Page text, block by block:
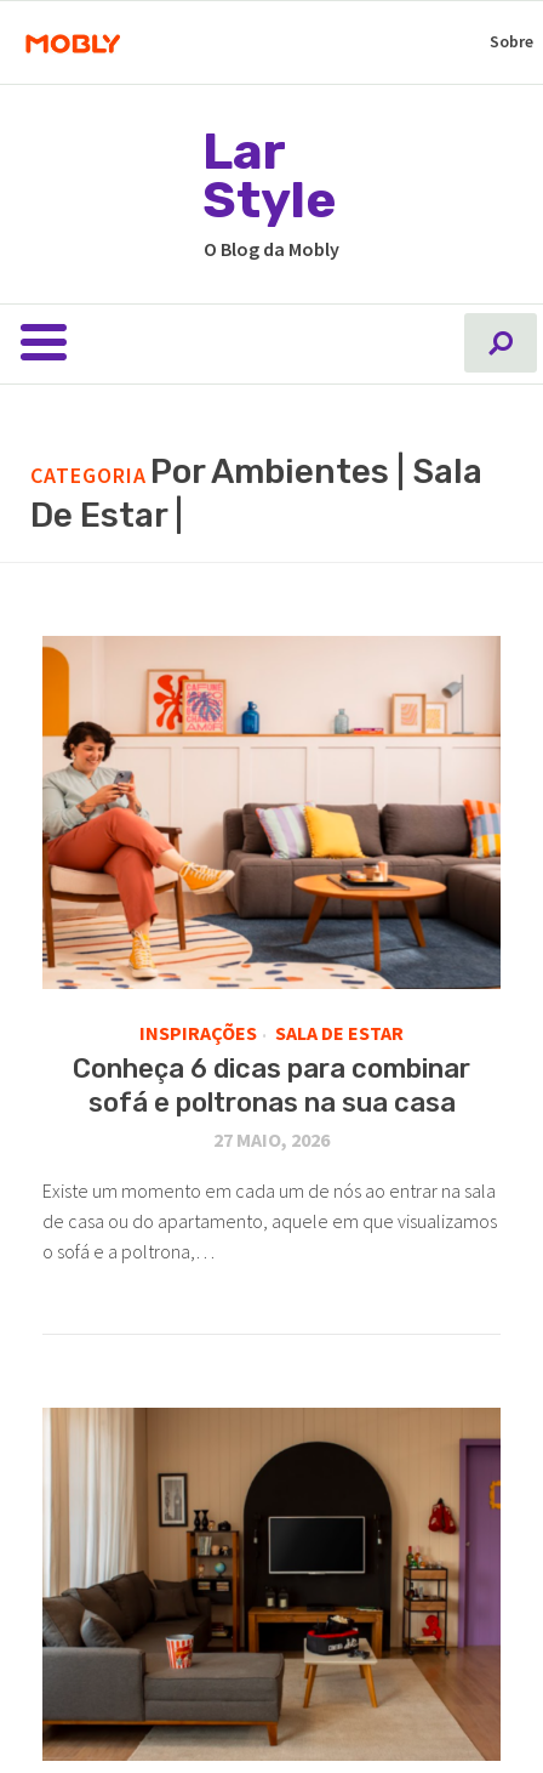
Sobre
Lar
Style
O Blog da Mobly
CATEGORIA Por Ambientes | Sala
De Estar |
INSPIRAÇÕES • SALA DE ESTAR
Conheça 6 dicas para combinar
sofá e poltronas na sua casa
27 MAIO, 2026
Existe um momento em cada um de nós ao entrar na sala
de casa ou do apartamento, aquele em que visualizamos
o sofá e a poltrona,…